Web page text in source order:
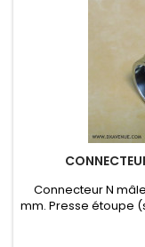
Connecteur N
mm. Presse étoupe